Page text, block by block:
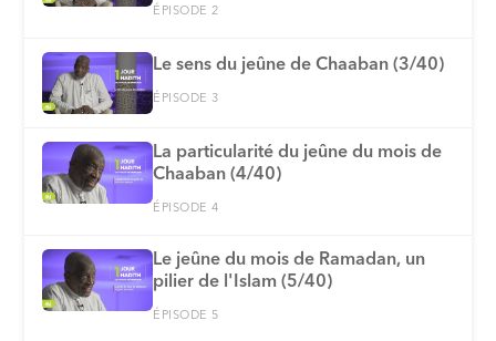
ÉPISODE 2
Le sens du jeûne de Chaaban (3/40)
ÉPISODE 3
La particularité du jeûne du mois de
Chaaban (4/40)
ÉPISODE 4
Le jeûne du mois de Ramadan, un
pilier de l'Islam (5/40)
ÉPISODE 5